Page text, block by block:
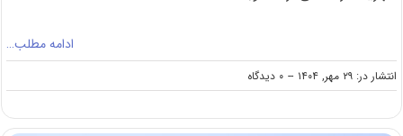
ادامه مطلب…
انتشار در: ۲۹ مهر, ۱۴۰۴ -- ۰ دیدگاه
on
شهریه
ارشد